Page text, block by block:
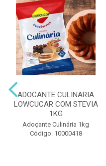
ADOCANTE CULINARIA
LOWCUCAR COM STEVIA
1KG
Adoçante Culinária 1kg
Código: 10000418